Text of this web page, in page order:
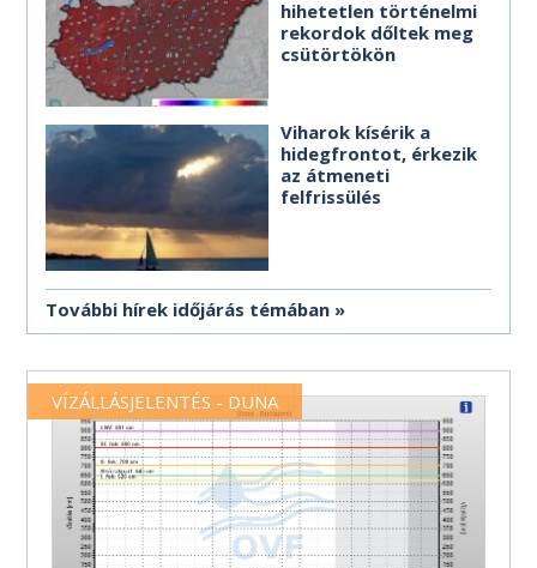
hihetetlen történelmi
rekordok dőltek meg
csütörtökön
Viharok kísérik a
hidegfrontot, érkezik
az átmeneti
felfrissülés
További hírek időjárás témában
VÍZÁLLÁSJELENTÉS - DUNA